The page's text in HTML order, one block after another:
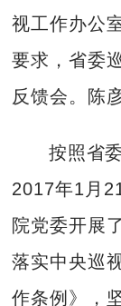
视工作办公
要求，省委
反馈会。陈
按照省
2017年1月
院党委开展
落实中央巡
作条例》，